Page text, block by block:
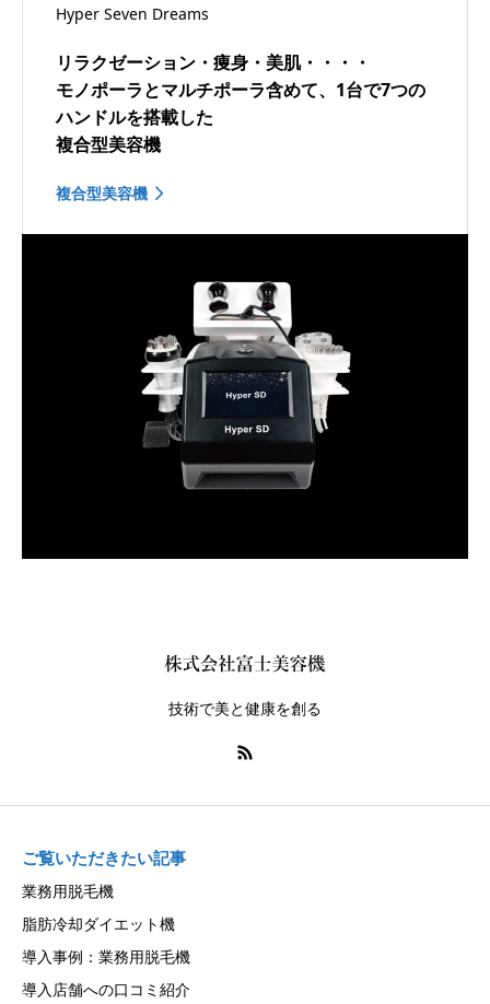
Hyper Seven Dreams
リラクゼーション・痩身・美肌・・・・
モノポーラとマルチポーラ含めて、1台で7つの
ハンドルを搭載した
複合型美容機
複合型美容機
技術で美と健康を創る
ご覧いただきたい記事
業務用脱毛機
脂肪冷却ダイエット機
導入事例：業務用脱毛機
導入店舗への口コミ紹介